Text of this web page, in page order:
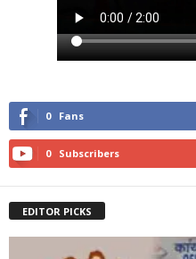
0 Fans
0 Subscribers
EDITOR PICKS